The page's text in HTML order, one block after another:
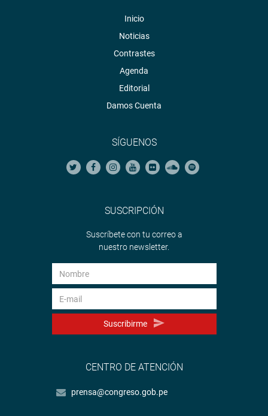
Inicio
Noticias
Contrastes
Agenda
Editorial
Damos Cuenta
SÍGUENOS
SUSCRIPCIÓN
Suscríbete con tu correo a
nuestro newsletter.
Suscribirme
CENTRO DE ATENCIÓN
prensa@congreso.gob.pe